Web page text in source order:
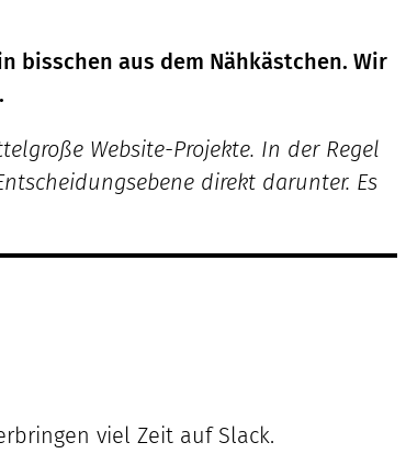
bisschen aus dem Nähkästchen. Wir
Website-Projekte. In der Regel
direkt darunter. Es
viel Zeit auf Slack.